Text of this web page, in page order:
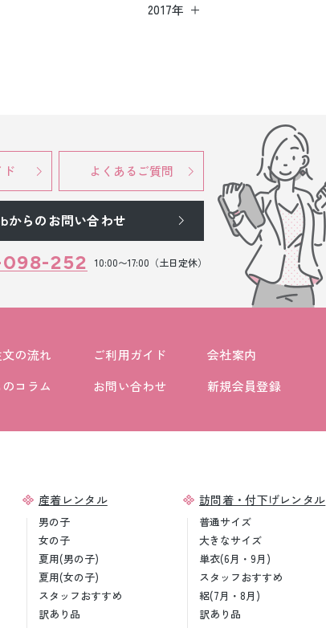
2017年
よくあるご質問
からのお問い合わせ
252 10:00〜17:00（土日定休）
文の流れ ご利用ガイド
会社案内
のコラム お問い合わせ 新規会員登録
産着レンタル
男の子
女の子
夏用(男の子)
夏用(女の子)
スタッフおすすめ
訳あり品
訪問着・付下げレンタル
普通サイズ
大きなサイズ
単衣(6月・9月)
スタッフおすすめ
絽(7月・8月)
訳あり品